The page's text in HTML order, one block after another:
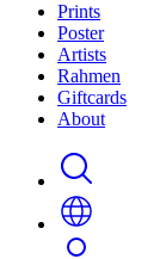
Prints
Poster
Artists
Rahmen
Giftcards
About